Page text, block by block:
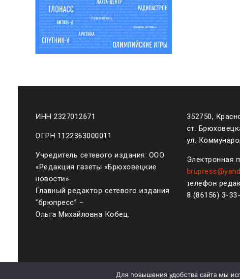
ИНН 2327012671
ОГРН 1122363000011
Учредитель сетевого издания: ООО
«Редакция газеты «Брюховецкие
новости»
Главный редактор сетевого издания
“брюпресс” –
Ольга Михайловна Кобец.
352750,
ст.
ул.
Электронная
телефон
8 (861 56) 3-
Для повышения удобства сайта мы